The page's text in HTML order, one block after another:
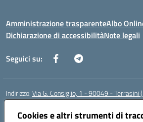
Cookies e altri strumenti di
Amministrazione trasparenteAlbo
Dichiarazione di accessibilitàNote legali
Seguici su:
Indirizzo:Via G. Consiglio, 1 - 90049 - Terrasini
Centralino:
Posta elettronica certificata (PEC):